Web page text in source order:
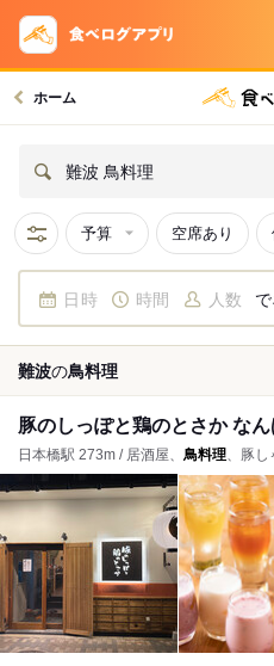
ホーム
難波 鳥料理
予算 空席あり
日時 時間 人数
難波の鳥料理
豚のしっぽと鶏のとさか な
日本橋駅 273m / 居酒屋、 鳥料理、豚し